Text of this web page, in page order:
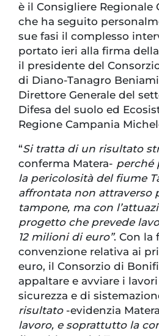
è il Consigliere Regionale
che ha seguito
sue fasi il complesso
portato ieri alla firma
il presidente del
di Diano-Tanagro
Direttore Generale del
Difesa del suolo ed
Regione Campania
“Si tratta di un risultato
conferma Matera- perché
la pericolosità del fiume
affrontata non attraverso
tampone, ma con
progetto che prevede
12 milioni di euro”. Con la
convenzione relativa ai
euro, il Consorzio di
appaltare e avviare i
sicurezza e di
risultato-evidenzia
lavoro, e soprattutto la